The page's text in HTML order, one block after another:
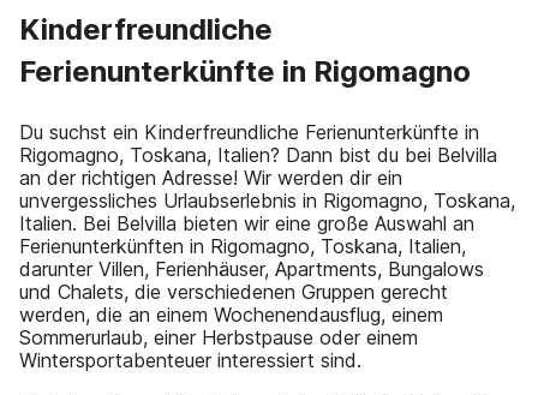
Kinderfreundliche
Ferienunterkünfte in Rigomagno
Du suchst ein Kinderfreundliche Ferienunterkünfte in
Rigomagno, Toskana, Italien? Dann bist du bei Belvilla
an der richtigen Adresse! Wir werden dir ein
unvergessliches Urlaubserlebnis in Rigomagno, Toskana,
Italien. Bei Belvilla bieten wir eine große Auswahl an
Ferienunterkünften in Rigomagno, Toskana, Italien,
darunter Villen, Ferienhäuser, Apartments, Bungalows
und Chalets, die verschiedenen Gruppen gerecht
werden, die an einem Wochenendausflug, einem
Sommerurlaub, einer Herbstpause oder einem
Wintersportabenteuer interessiert sind.